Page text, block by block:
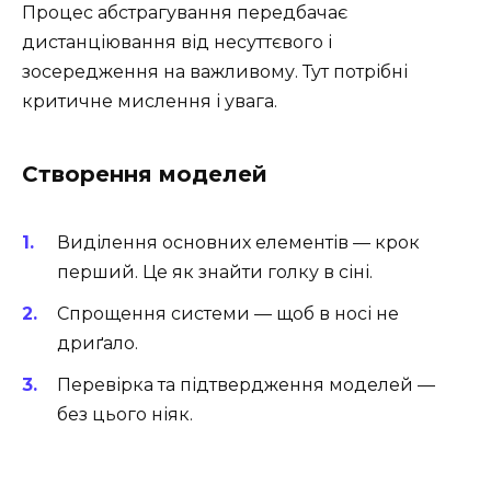
Процес абстрагування передбачає
дистанціювання від несуттєвого і
зосередження на важливому. Тут потрібні
критичне мислення і увага.
Створення моделей
Виділення основних елементів — крок
перший. Це як знайти голку в сіні.
Спрощення системи — щоб в носі не
дриґало.
Перевірка та підтвердження моделей —
без цього ніяк.